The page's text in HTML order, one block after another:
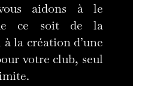
aidons à le
ce soit de la
la création d’une
votre club, seul